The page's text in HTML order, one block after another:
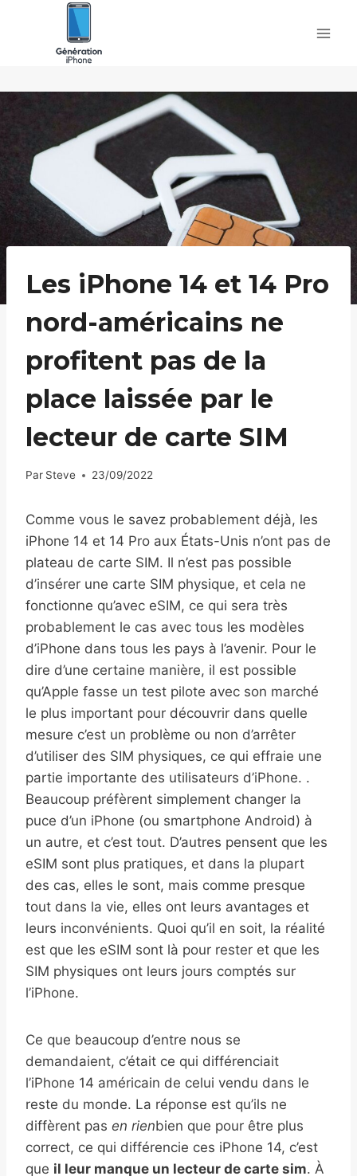
Les iPhone 14 et 14 Pro
nord-américains ne
profitent pas de la
place laissée par le
lecteur de carte SIM
Par Steve 23/09/2022
Comme vous le savez probablement déjà, les
iPhone 14 et 14 Pro aux États-Unis n’ont pas de
plateau de carte SIM. Il n’est pas possible
d’insérer une carte SIM physique, et cela ne
fonctionne qu’avec eSIM, ce qui sera très
probablement le cas avec tous les modèles
d’iPhone dans tous les pays à l’avenir. Pour le
dire d’une certaine manière, il est possible
qu’Apple fasse un test pilote avec son marché
le plus important pour découvrir dans quelle
mesure c’est un problème ou non d’arrêter
d’utiliser des SIM physiques, ce qui effraie une
partie importante des utilisateurs d’iPhone. .
Beaucoup préfèrent simplement changer la
puce d’un iPhone (ou smartphone Android) à
un autre, et c’est tout. D’autres pensent que les
eSIM sont plus pratiques, et dans la plupart
des cas, elles le sont, mais comme presque
tout dans la vie, elles ont leurs avantages et
leurs inconvénients. Quoi qu’il en soit, la réalité
est que les eSIM sont là pour rester et que les
SIM physiques ont leurs jours comptés sur
l’iPhone.
Ce que beaucoup d’entre nous se
demandaient, c’était ce qui différenciait
l’iPhone 14 américain de celui vendu dans le
reste du monde. La réponse est qu’ils ne
diffèrent pas en rienbien que pour être plus
correct, ce qui différencie ces iPhone 14, c’est
que il leur manque un lecteur de carte sim. À